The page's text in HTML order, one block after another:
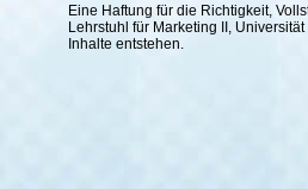
Eine Haftung für die Richtigkeit,
Lehrstuhl für Marketing II,
Inhalte entstehen.